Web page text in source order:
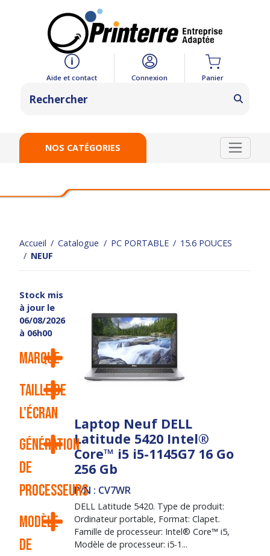
Aide et contact Connexion Panier
NOS CATÉGORIES
Accueil Catalogue PC PORTABLE
15.6 POUCES
NEUF
Stock mis
à jour le
06/08/2026
à 06h00
Marque
Taille de
l'écran
Génération
de
processeurs
Modèle
de
Laptop Neuf DELL
Latitude 5420 Intel®
Core™ i5 i5-1145G7 16 Go
256 Gb
P/N : CV7WR
DELL Latitude 5420. Type de produit:
Ordinateur portable, Format: Clapet.
Famille de processeur: Intel® Core™ i5,
Modèle de processeur: i5-1...